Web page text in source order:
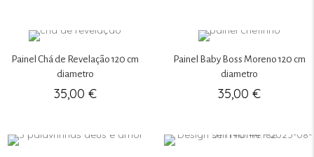
Painel Chá de Revelação 120 cm
diametro
35,00 €
Painel Baby Boss Moreno 120 cm
diametro
35,00 €